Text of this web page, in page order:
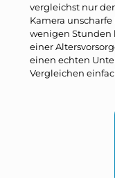
vergleichst nur
Kamera
wenigen Stunden
einer
einen echten
Vergleichen